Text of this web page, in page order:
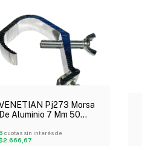
Pj273 Morsa
De Aluminio 7 Mm 50
cuotas sin interés de